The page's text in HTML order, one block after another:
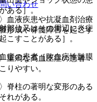
血液疾患や抗凝血剤治療
形成や脊髄障害を起こす
重篤な高血圧症の患者：
りやすい。
脊柱の著明な変形のある
れがある。
ある］。
部位又はその周辺に炎症
こすことがある］。
症の患者［敗血症性髄膜
い合わせ